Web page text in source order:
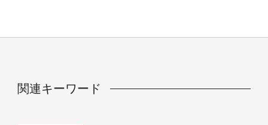
関連キーワード